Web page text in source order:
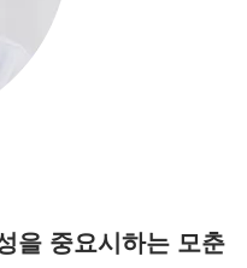
을 중요시하는 모춘